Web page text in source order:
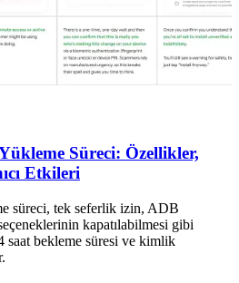
Süreci: Özellikler,
Etkileri
süreci, tek seferlik izin, ADB
kapatılabilmesi gibi
bekleme süresi ve kimlik